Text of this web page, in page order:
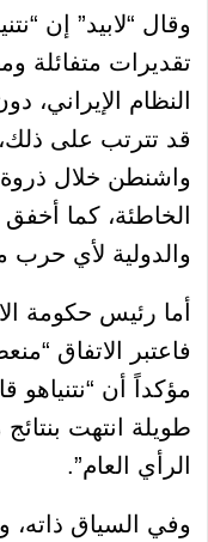
وقال “لابيد” إن
تقديرات متفائلة
النظام
قد تترتب على ذلك،
واشنطن خلال ذروة
الخاطئة، كما أخفق
والدولية لأي حرب
أما رئيس حكومة
فاعتبر الاتفاق
مؤكداً أن
طويلة انتهت
الرأي العام”.
وفي السياق